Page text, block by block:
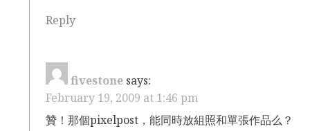
Reply
fivestone says:
February 19, 2009 at 1:46 pm
贊！那個pixelpost，能同時放組照和單張作品么？